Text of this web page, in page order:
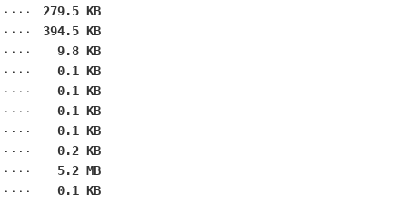
279.5 KB
394.5 KB
9.8 KB
0.1 KB
0.1 KB
0.1 KB
0.1 KB
0.2 KB
5.2 MB
0.1 KB